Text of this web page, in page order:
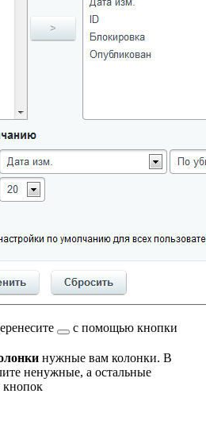
с помощью кнопки
нужные вам колонки. В
ненужные, а остальные